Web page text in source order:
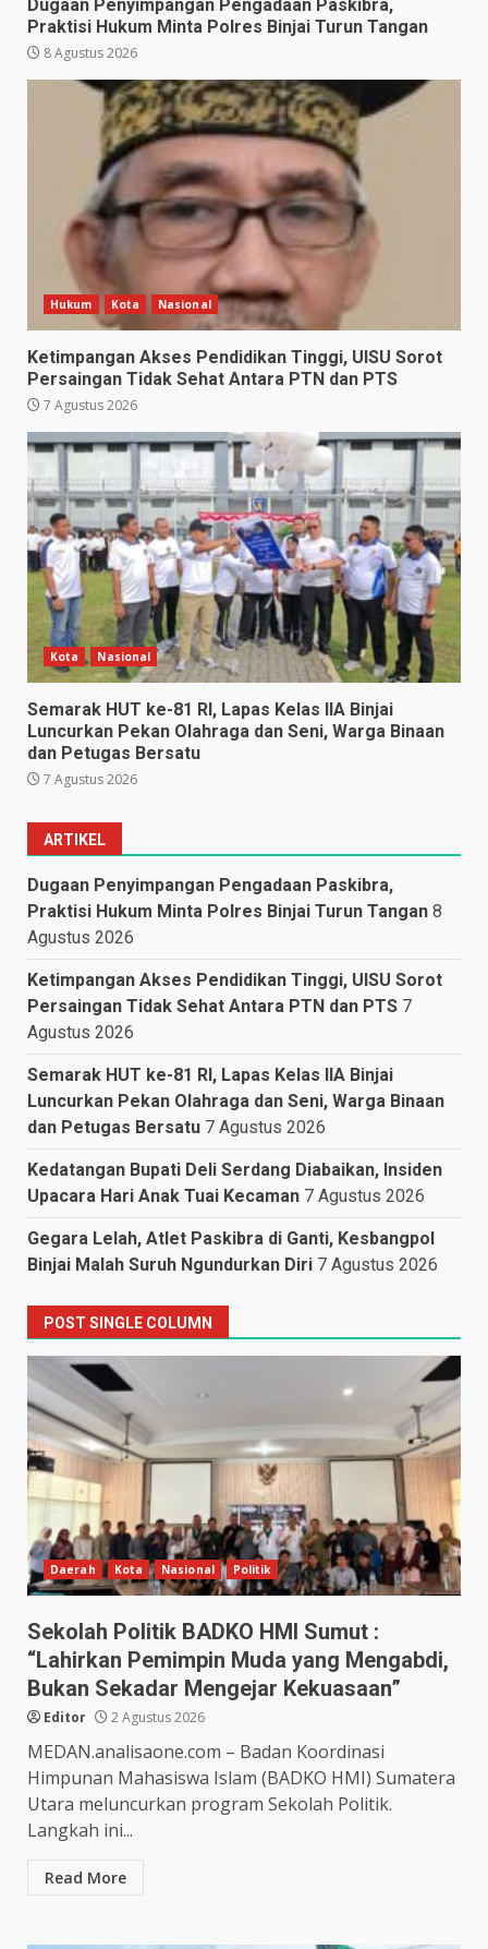
Dugaan Penyimpangan Pengadaan Paskibra,
Praktisi Hukum Minta Polres Binjai Turun Tangan
8 Agustus 2026
Hukum Kota Nasional
Ketimpangan Akses Pendidikan Tinggi, UISU Sorot
Persaingan Tidak Sehat Antara PTN dan PTS
7 Agustus 2026
Kota Nasional
Semarak HUT ke-81 RI, Lapas Kelas IIA Binjai
Luncurkan Pekan Olahraga dan Seni, Warga Binaan
dan Petugas Bersatu
7 Agustus 2026
ARTIKEL
Dugaan Penyimpangan Pengadaan Paskibra,
Praktisi Hukum Minta Polres Binjai Turun Tangan 8
Agustus 2026
Ketimpangan Akses Pendidikan Tinggi, UISU Sorot
Persaingan Tidak Sehat Antara PTN dan PTS 7
Agustus 2026
Semarak HUT ke-81 RI, Lapas Kelas IIA Binjai
Luncurkan Pekan Olahraga dan Seni, Warga Binaan
dan Petugas Bersatu 7 Agustus 2026
Kedatangan Bupati Deli Serdang Diabaikan, Insiden
Upacara Hari Anak Tuai Kecaman 7 Agustus 2026
Gegara Lelah, Atlet Paskibra di Ganti, Kesbangpol
Binjai Malah Suruh Ngundurkan Diri 7 Agustus 2026
POST SINGLE COLUMN
Daerah Kota Nasional Politik
Sekolah Politik BADKO HMI Sumut :
“Lahirkan Pemimpin Muda yang Mengabdi,
Bukan Sekadar Mengejar Kekuasaan”
Editor 2 Agustus 2026
MEDAN.analisaone.com – Badan Koordinasi
Himpunan Mahasiswa Islam (BADKO HMI) Sumatera
Utara meluncurkan program Sekolah Politik.
Langkah ini...
Read More